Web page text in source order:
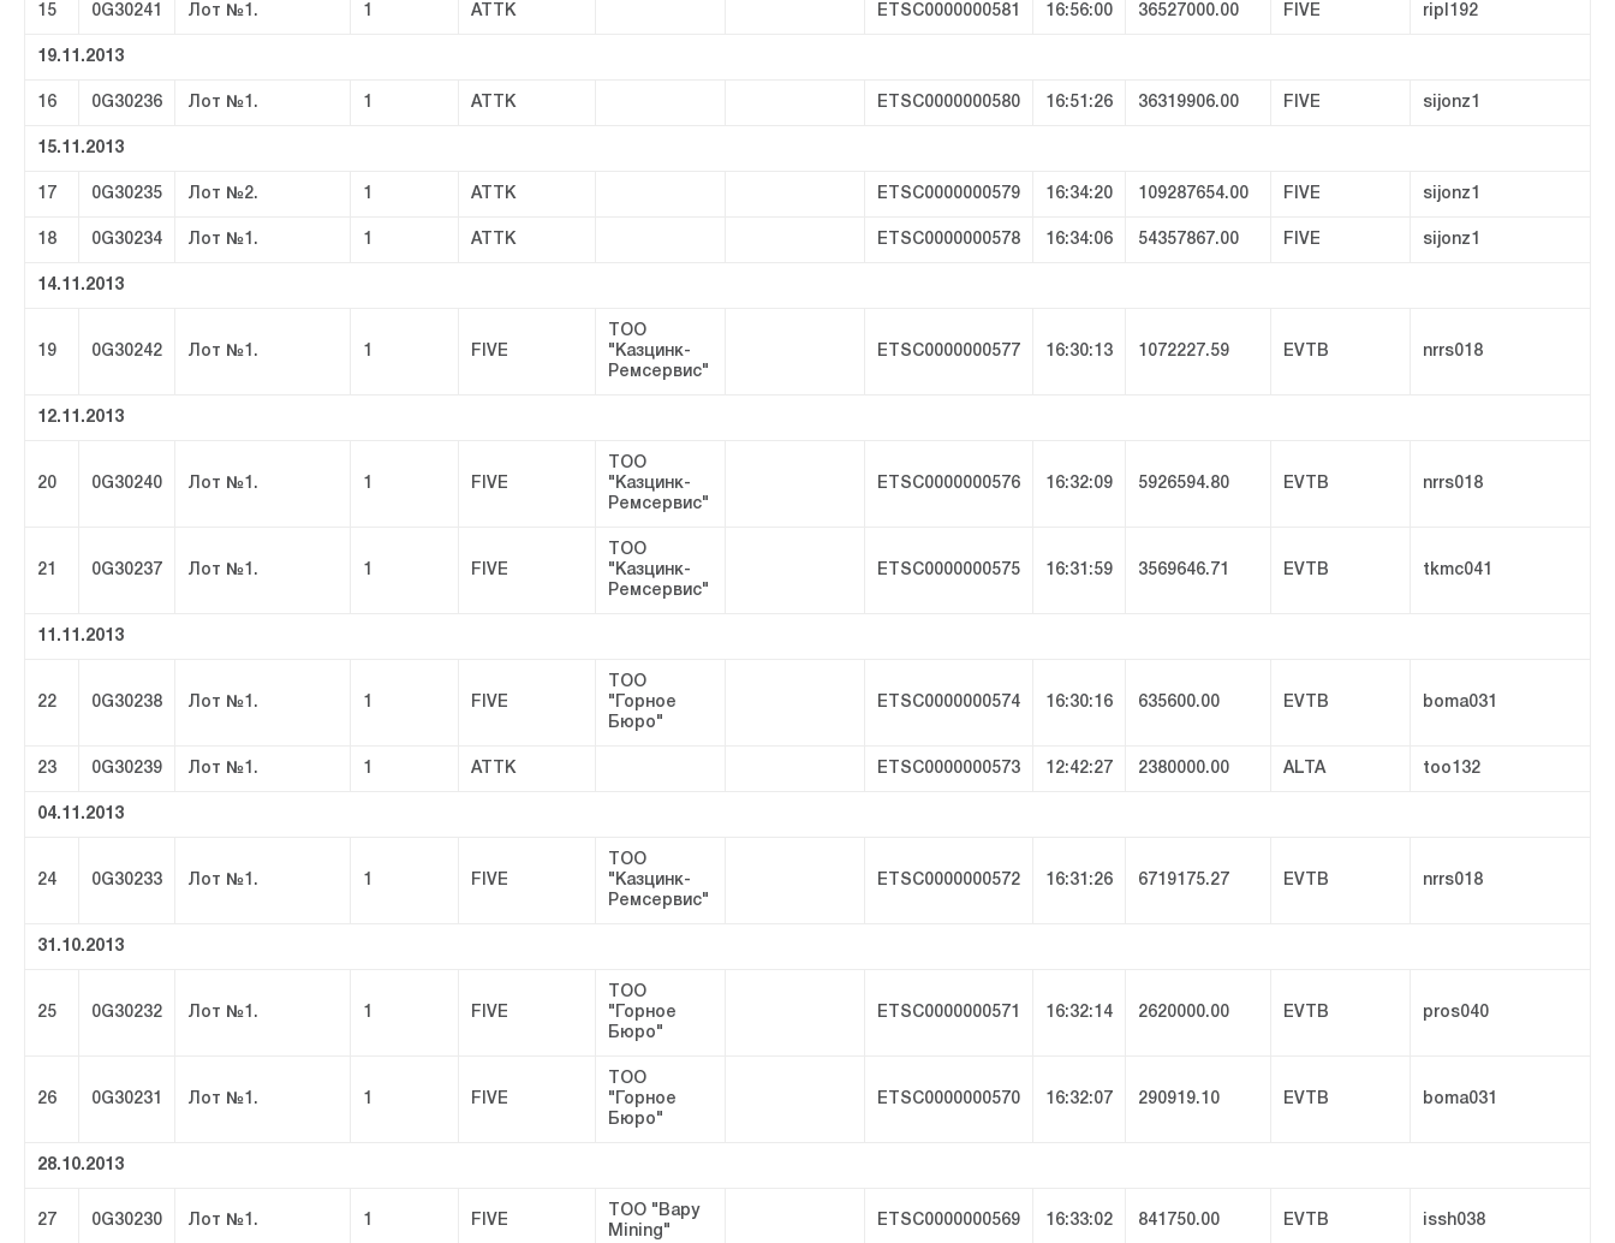
15 0G30241 Лот №1. 1 ATTK ETSC0000000581 16:56:00 36527000.00 FIVE ripl192
19.11.2013
16 0G30236 Лот №1. 1 ATTK ETSC0000000580 16:51:26 36319906.00 FIVE sijonz1
15.11.2013
17 0G30235 Лот №2. 1 ATTK ETSC0000000579 16:34:20 109287654.00 FIVE sijonz1
18 0G30234 Лот №1. 1 ATTK ETSC0000000578 16:34:06 54357867.00 FIVE sijonz1
14.11.2013
19 0G30242 Лот №1. 1 FIVE
ТОО
"Казцинк-
Ремсервис"
ETSC0000000577 16:30:13 1072227.59 EVTB nrrs018
12.11.2013
20 0G30240 Лот №1. 1 FIVE
ТОО
"Казцинк-
Ремсервис"
ETSC0000000576 16:32:09 5926594.80 EVTB nrrs018
21 0G30237 Лот №1. 1 FIVE
ТОО
"Казцинк-
Ремсервис"
ETSC0000000575 16:31:59 3569646.71 EVTB tkmc041
11.11.2013
22 0G30238 Лот №1. 1 FIVE
ТОО
"Горное
Бюро"
ETSC0000000574 16:30:16 635600.00 EVTB boma031
23 0G30239 Лот №1. 1 ATTK ETSC0000000573 12:42:27 2380000.00 ALTA too132
04.11.2013
24 0G30233 Лот №1. 1 FIVE
ТОО
"Казцинк-
Ремсервис"
ETSC0000000572 16:31:26 6719175.27 EVTB nrrs018
31.10.2013
25 0G30232 Лот №1. 1 FIVE
ТОО
"Горное
Бюро"
ETSC0000000571 16:32:14 2620000.00 EVTB pros040
26 0G30231 Лот №1. 1 FIVE
ТОО
"Горное
Бюро"
ETSC0000000570 16:32:07 290919.10 EVTB boma031
28.10.2013
27 0G30230 Лот №1. 1 FIVE
ТОО "Bapy
Mining"
ETSC0000000569 16:33:02 841750.00 EVTB issh038